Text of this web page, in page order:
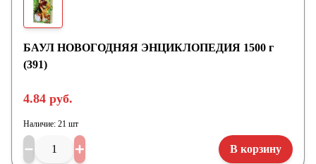
БАУЛ НОВОГОДНЯЯ ЭНЦИКЛОПЕДИЯ 1500 г
(391)
4.84 руб.
Наличие: 21 шт
В корзину